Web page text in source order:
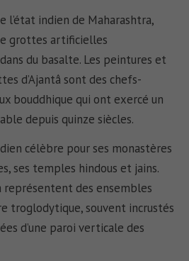
l’état indien de Maharashtra,
grottes artificielles
du basalte. Les peintures et
d’Ajantâ sont des chefs-
bouddhique qui ont exercé un
depuis quinze siècles.
célèbre pour ses monastères
ses temples hindous et jains.
représentent des ensembles
troglodytique, souvent incrustés
d’une paroi verticale des